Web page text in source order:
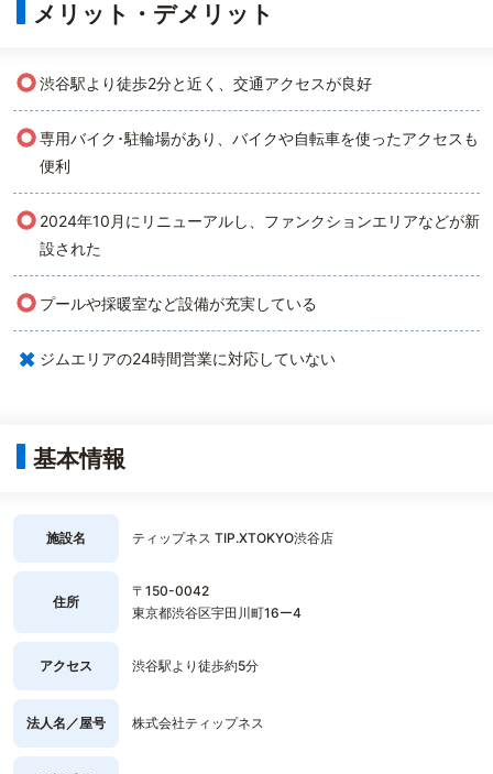
メリット・デメリット
○渋谷駅より徒歩2分と近く、交通アクセスが良好
○専用バイク･駐輪場があり、バイクや自転車を使ったアクセスも
便利
○ 2024年10月にリニューアルし、ファンクションエリアなどが新
設された
○ プールや採暖室など設備が充実している
× ジムエリアの24時間営業に対応していない
基本情報
施設名 ティップネス TIP.XTOKYO渋谷店
住所
〒150-0042
東京都渋谷区宇田川町16ー4
アクセス 渋谷駅より徒歩約5分
法人名／屋号 株式会社ティップネス